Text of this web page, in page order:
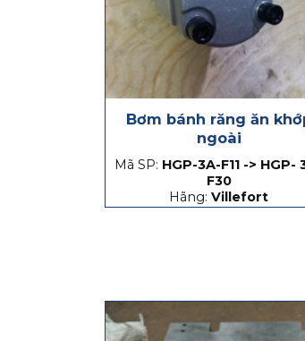
Bơm bánh răng ăn
ngoài
Mã SP: HGP-3A-F11 -> HGP-
F30
Hãng: Villefort